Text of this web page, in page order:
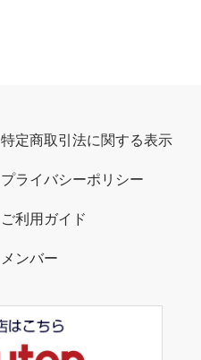
特定商取引法に関する表示
プライバシーポリシー
ご利用ガイド
メンバー